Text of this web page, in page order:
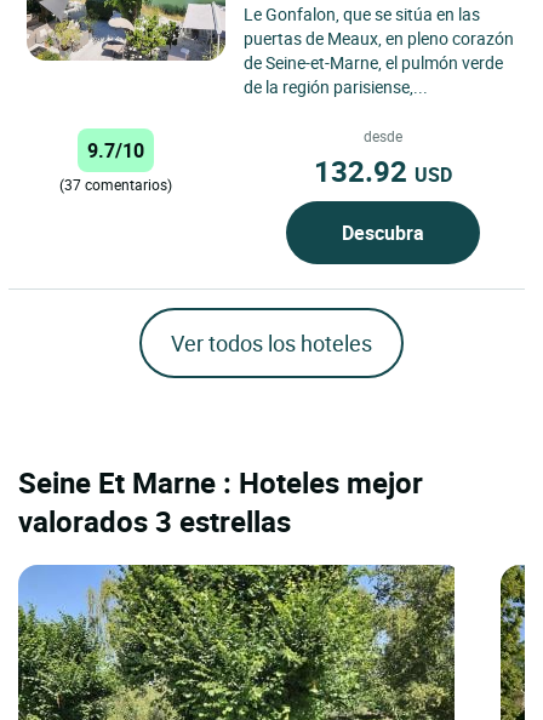
Le Gonfalon, que se sitúa en las
puertas de Meaux, en pleno corazón
de Seine-et-Marne, el pulmón verde
de la región parisiense,...
9.7/10
(37 comentarios)
desde
132.92 USD
Descubra
Ver todos los hoteles
Seine Et Marne : Hoteles mejor
valorados 3 estrellas